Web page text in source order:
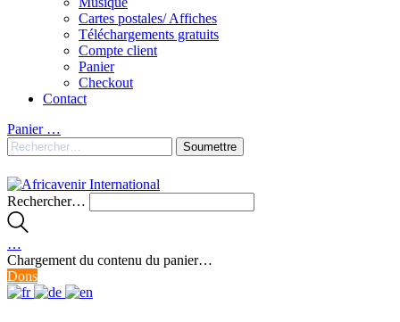
Cartes postales/ Affiches
Téléchargements gratuits
Compte client
Panier
Checkout
Contact
Panier …
Rechercher…
…
Chargement du contenu du panier…
Dons